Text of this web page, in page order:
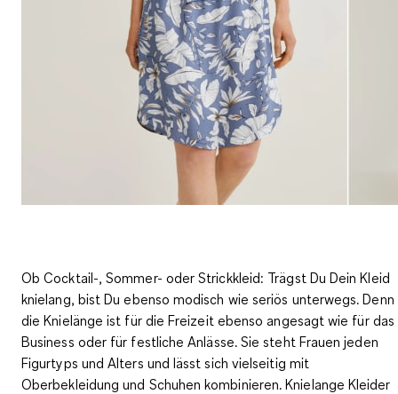
Ob Cocktail-, Sommer- oder Strickkleid: Trägst Du Dein Kleid
knielang, bist Du ebenso modisch wie seriös unterwegs. Denn
die Knielänge ist für die Freizeit ebenso angesagt wie für das
Business oder für festliche Anlässe. Siesteht Frauen jeden
Figurtyps und Alters und lässt sich vielseitig mit
Oberbekleidung und Schuhen kombinieren. Knielange Kleider